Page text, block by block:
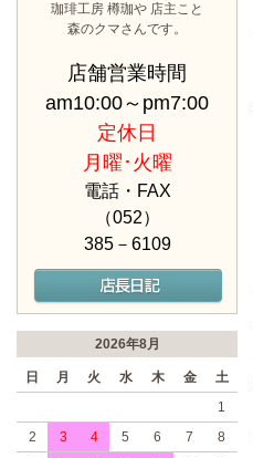
珈琲工房 樽珈や 店主こと
森のクマさんです。
店舗営業時間
am10:00～pm7:00
定休日
月曜･火曜
電話・FAX
（052）
385－6109
2026年8月
日 月 火 水 木 金
土
1
2
3 4 5 6 7
8